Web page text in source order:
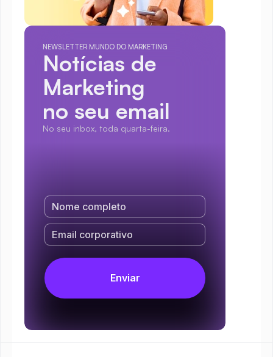
NEWSLETTER MUNDO DO MARKETING
Notícias de
Marketing
no seu email
No seu inbox, toda quarta-feira.